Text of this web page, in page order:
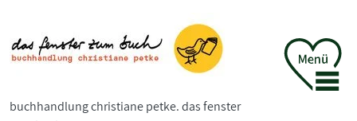
buchhandlung christiane petke. das fenster